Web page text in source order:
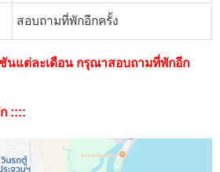
สอบถามที่พักอีกครั้ง
นแต่ละเดือน กรุณาสอบถามที่พักอีก
::::